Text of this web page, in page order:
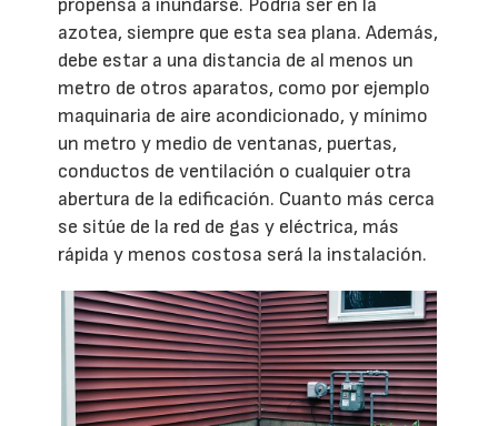
propensa a inundarse. Podría ser en la
azotea, siempre que esta sea plana. Además,
debe estar a una distancia de al menos un
metro de otros aparatos, como por ejemplo
maquinaria de aire acondicionado, y mínimo
un metro y medio de ventanas, puertas,
conductos de ventilación o cualquier otra
abertura de la edificación. Cuanto más cerca
se sitúe de la red de gas y eléctrica, más
rápida y menos costosa será la instalación.